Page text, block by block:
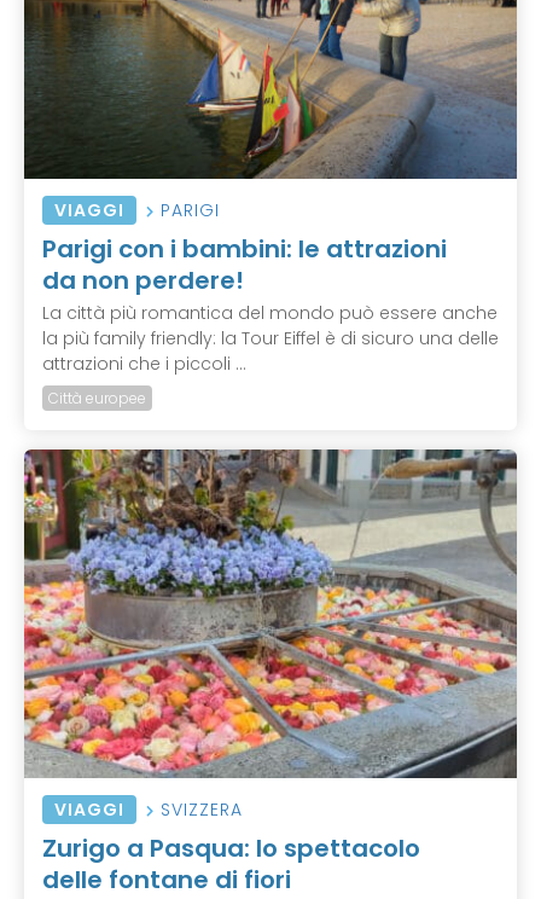
VIAGGI PARIGI
Parigi con i bambini: le attrazioni
da non perdere!
La città più romantica del mondo può essere anche
la più family friendly: la Tour Eiffel è di sicuro una delle
attrazioni che i piccoli ...
Città europee
VIAGGI SVIZZERA
Zurigo a Pasqua: lo spettacolo
delle fontane di fiori